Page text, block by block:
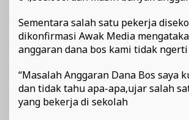
Sementara salah satu pekerja
dikonfirmasi Awak Media
anggaran dana bos kami tidak
“Masalah Anggaran Dana Bos saya
dan tidak tahu apa-apa,ujar salah
yang bekerja di sekolah